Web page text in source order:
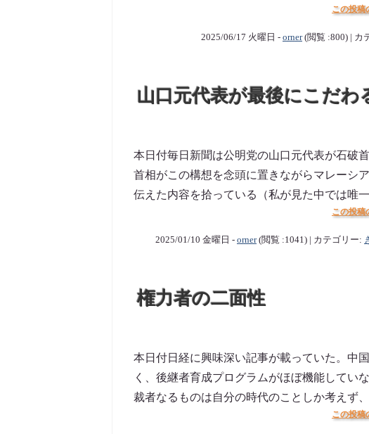
この投稿
2025/06/17 火曜日 - orner(閲覧 :800) | カ
山口元代表が最後にこだわ
本日付毎日新聞は公明党の山口元代表が石破
首相がこの構想を念頭に置きながらマレーシ
伝えた内容を拾っている（私が見た中では唯
この投稿
2025/01/10 金曜日 - orner(閲覧 :1041) | カテゴリー:
権力者の二面性
本日付日経に興味深い記事が載っていた。中
く、後継者育成プログラムがほぼ機能してい
裁者なるものは自分の時代のことしか考えず
この投稿